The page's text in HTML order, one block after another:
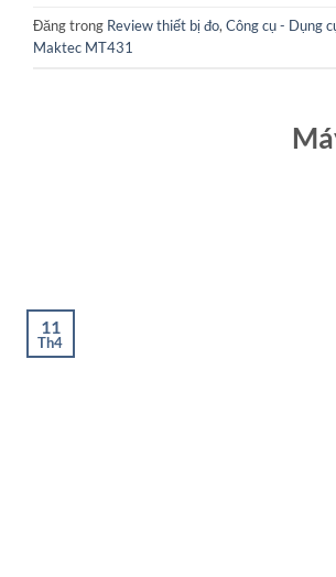
Đăng trong Review thiết bị đo, Công cụ - Dụng
Maktec MT431
11
Th4